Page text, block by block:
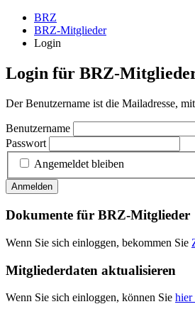
BRZ
BRZ-Mitglieder
Login
Login für BRZ-
Der Benutzername ist die Mailadresse,
Benutzername
Passwort
Angemeldet bleiben
Anmelden
Dokumente für BRZ-Mitglieder
Wenn Sie sich einloggen, bekommen Sie
Mitgliederdaten aktualisieren
Wenn Sie sich einloggen, können Sie hier